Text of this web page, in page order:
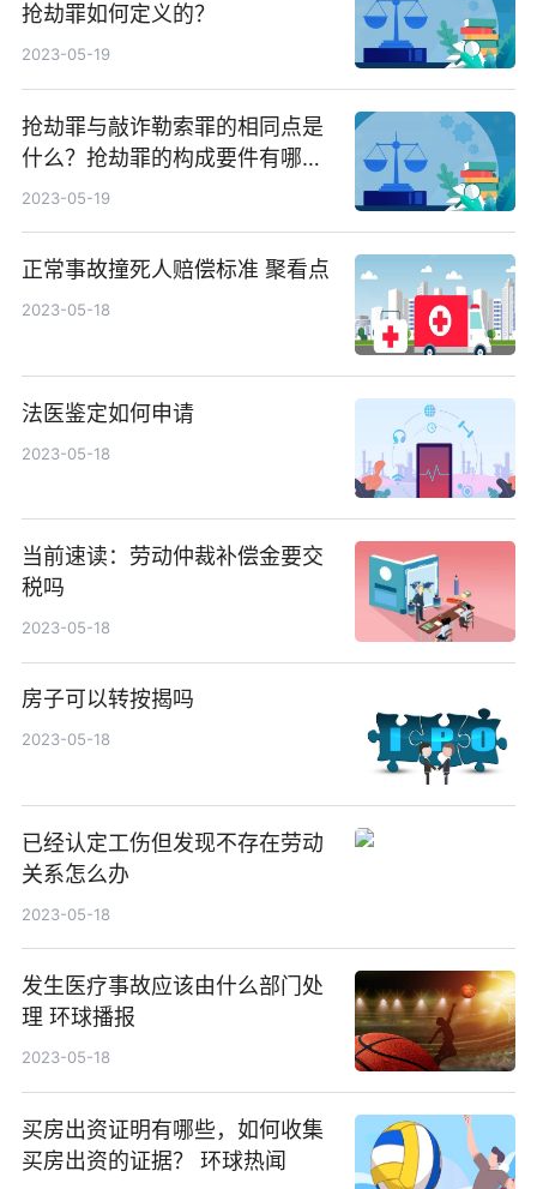
抢劫罪如何定义的？
2023-05-19
抢劫罪与敲诈勒索罪的相同点是
什么？抢劫罪的构成要件有哪
些？
2023-05-19
正常事故撞死人赔偿标准 聚看点
2023-05-18
法医鉴定如何申请
2023-05-18
当前速读：劳动仲裁补偿金要交
税吗
2023-05-18
房子可以转按揭吗
2023-05-18
已经认定工伤但发现不存在劳动
关系怎么办
2023-05-18
发生医疗事故应该由什么部门处
理 环球播报
2023-05-18
买房出资证明有哪些，如何收集
买房出资的证据？ 环球热闻